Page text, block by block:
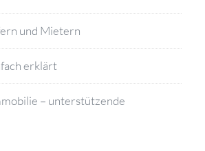
und Mietern
erklärt
– unterstützende